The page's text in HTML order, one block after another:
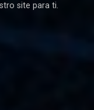
site para ti.